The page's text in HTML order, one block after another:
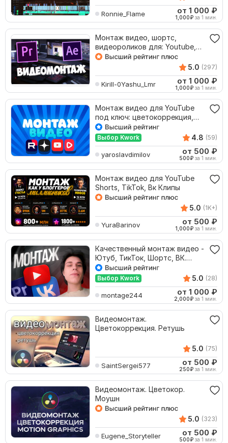
Ronnie_Flame от 1 000 ₽
1,000₽ за 1 мин.
Монтаж видео, шортс,
видеороликов для: Youtube,
Shorts
5.0 (297)
Kirill-0Yashu_Lmr от 1 000 ₽
1,000₽ за 1 мин.
Монтаж видео для YouTube
под ключ: цветокоррекция,
футажи, инфографика
Выбор Kwork 4.8 (59)
yaroslavdimilov от 500 ₽
500₽ за 1 мин.
Монтаж видео для YouTube
Shorts, TikTok, Вк Клипы
5.0 (1K+)
YuraBarinov от 500 ₽
1,000₽ за 1 мин.
Качественный монтаж видео -
Ютуб, ТикТок, Шортс, ВК.
Видеомонтаж
Выбор Kwork 5.0 (28)
montage244 от 1 000 ₽
2,000₽ за 1 мин.
Видеомонтаж.
Цветокоррекция. Ретушь
5.0 (75)
SaintSergei577 от 500 ₽
250₽ за 1 мин.
Видеомонтаж. Цветокор.
Моушн
5.0 (323)
Eugene_Storyteller от 500 ₽
500₽ за 1 мин.